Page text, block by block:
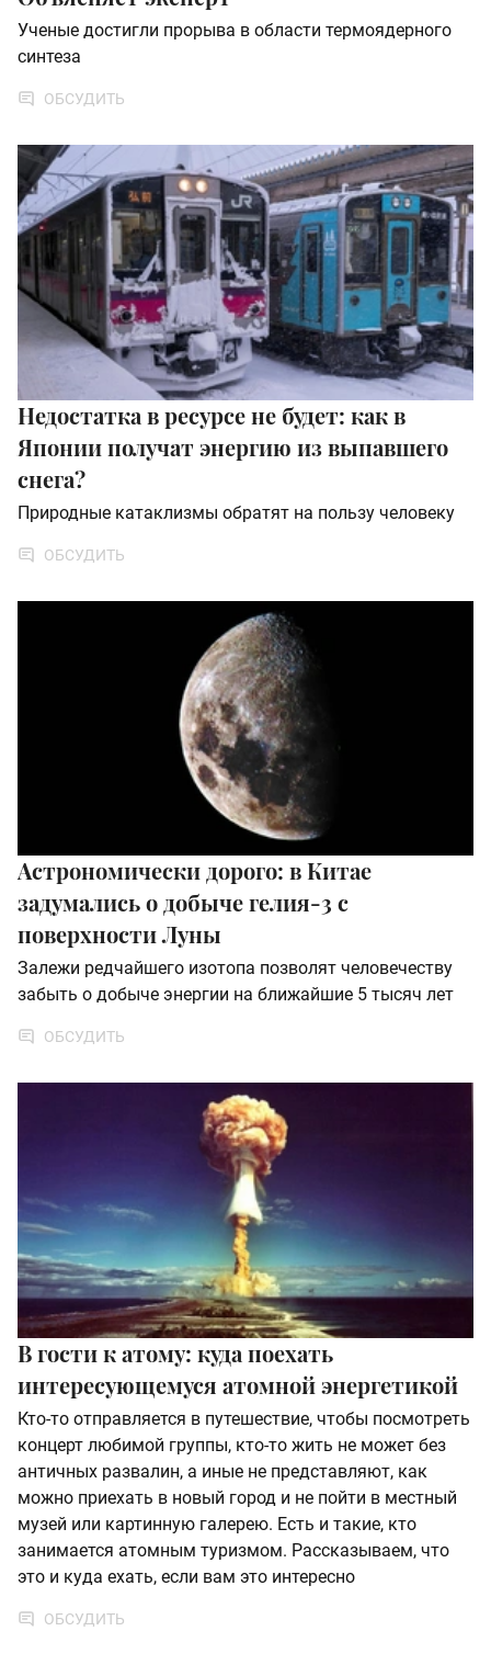
Ученые достигли прорыва в области термоядерного
синтеза
ОБСУДИТЬ
Недостатка в ресурсе не будет: как в
Японии получат энергию из выпавшего
снега?
Природные катаклизмы обратят на пользу человеку
ОБСУДИТЬ
Астрономически дорого: в Китае
задумались о добыче гелия-3 с
поверхности Луны
Залежи редчайшего изотопа позволят человечеству
забыть о добыче энергии на ближайшие 5 тысяч лет
ОБСУДИТЬ
В гости к атому: куда поехать
интересующемуся атомной энергетикой
Кто-то отправляется в путешествие, чтобы посмотреть
концерт любимой группы, кто-то жить не может без
античных развалин, а иные не представляют, как
можно приехать в новый город и не пойти в местный
музей или картинную галерею. Есть и такие, кто
занимается атомным туризмом. Рассказываем, что
это и куда ехать, если вам это интересно
ОБСУДИТЬ